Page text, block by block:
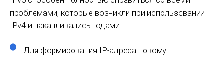
проблемами, которые возникли при использовании
IPv4 и накапливались годами.
Для формирования IP-адреса новому